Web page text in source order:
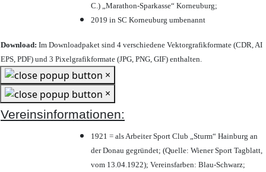
C.) „Marathon-Sparkasse“ Korneuburg;
2019 in SC Korneuburg umbenannt
Download: Im Downloadpaket sind 4 verschiedene Vektorgrafikformate (CDR, AI
EPS, PDF) und 3 Pixelgrafikformate (JPG, PNG, GIF) enthalten.
×
×
Vereinsinformationen:
1921 = als Arbeiter Sport Club „Sturm“ Hainburg an
der Donau gegründet; (Quelle: Wiener Sport Tagblatt,
vom 13.04.1922); Vereinsfarben: Blau-Schwarz;